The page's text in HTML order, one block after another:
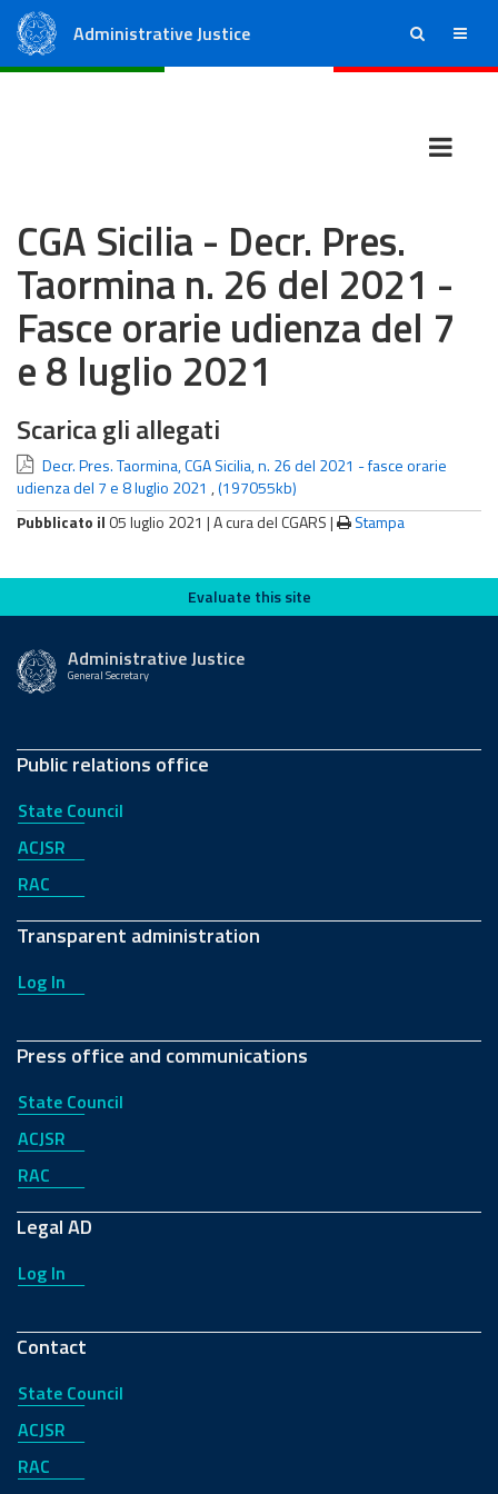
Administrative Justice ricerca menu
CGA Sicilia - Decr. Pres.
Taormina n. 26 del 2021 -
Fasce orarie udienza del 7
e 8 luglio 2021
Scarica gli allegati
Decr. Pres. Taormina, CGA Sicilia, n. 26 del 2021 - fasce orarie
udienza del 7 e 8 luglio 2021 ,(197055kb)
Pubblicato il 05 luglio 2021 |A cura del CGARS| Stampa
Evaluate this siteEvaluate this site
Administrative Justice
General Secretary
Public relations office
State Council
ACJSR
RAC
Transparent administration
Log In
Press office and communications
State Council
ACJSR
RAC
Legal AD
Log In
Contact
State Council
ACJSR
RAC